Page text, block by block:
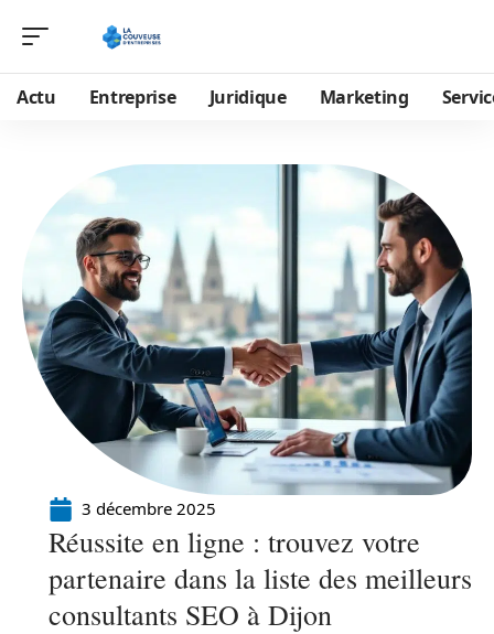
Actu Entreprise Juridique Marketing
3 décembre 2025
Réussite en ligne : trouvez votre
partenaire dans la liste des meilleurs
consultants SEO à Dijon